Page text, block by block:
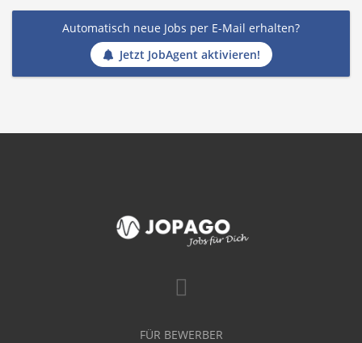
Automatisch neue Jobs per E-Mail erhalten?
Jetzt JobAgent aktivieren!
FÜR BEWERBER